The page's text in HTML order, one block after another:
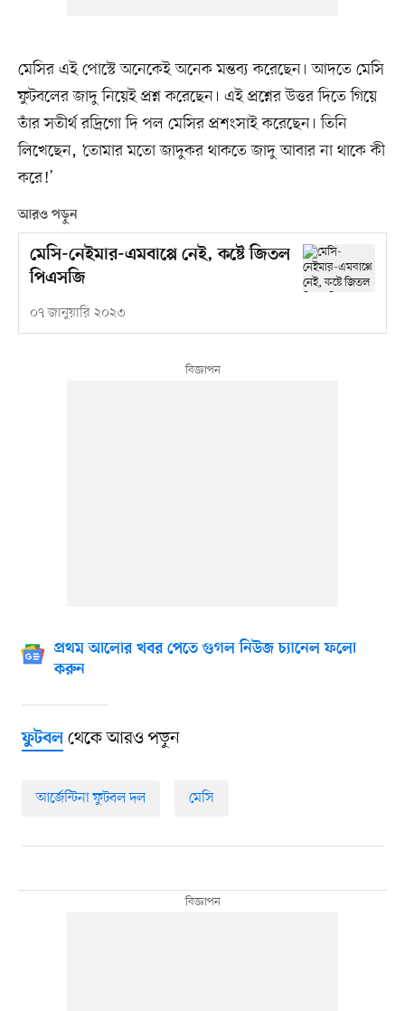
মেসির এই পোস্টে অনেকেই অনেক মন্তব্য করেছেন। আদতে মেসি
ফুটবলের জাদু নিয়েই প্রশ্ন করেছেন। এই প্রশ্নের উত্তর দিতে গিয়ে
তাঁর সতীর্থ রদ্রিগো দি পল মেসির প্রশংসাই করেছেন। তিনি
লিখেছেন, ‘তোমার মতো জাদুকর থাকতে জাদু আবার না থাকে কী
করে!’
আরও পড়ুন
মেসি-নেইমার-এমবাপ্পে নেই, কষ্টে জিতল
পিএসজি
০৭ জানুয়ারি ২০২৩
প্রথম আলোর খবর পেতে গুগল নিউজ চ্যানেল ফলো
করুন
ফুটবলথেকে আরও পড়ুন
আর্জেন্টিনা ফুটবল দল মেসি